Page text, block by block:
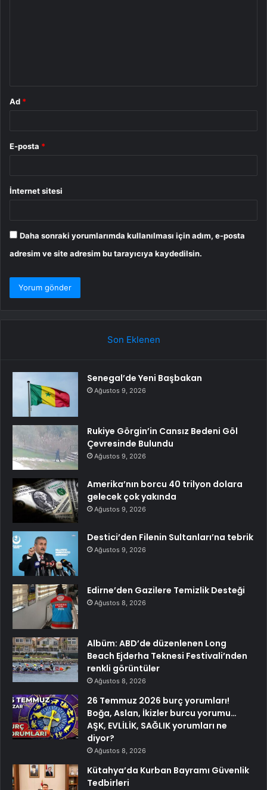
Ad *
E-posta *
İnternet sitesi
Daha sonraki yorumlarımda kullanılması için adım, e-posta
adresim ve site adresim bu tarayıcıya kaydedilsin.
Son Eklenen
Senegal’de Yeni Başbakan
Ağustos 9, 2026
Rukiye Görgin’in Cansız Bedeni Göl
Çevresinde Bulundu
Ağustos 9, 2026
Amerika’nın borcu 40 trilyon dolara
gelecek çok yakında
Ağustos 9, 2026
Destici’den Filenin Sultanları’na tebrik
Ağustos 9, 2026
Edirne’den Gazilere Temizlik Desteği
Ağustos 8, 2026
Albüm: ABD’de düzenlenen Long
Beach Ejderha Teknesi Festivali’nden
renkli görüntüler
Ağustos 8, 2026
26 Temmuz 2026 burç yorumları!
Boğa, Aslan, İkizler burcu yorumu…
AŞK, EVLİLİK, SAĞLIK yorumları ne
diyor?
Ağustos 8, 2026
Kütahya’da Kurban Bayramı Güvenlik
Tedbirleri